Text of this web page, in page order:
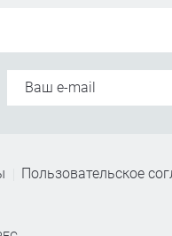
Пользовательское